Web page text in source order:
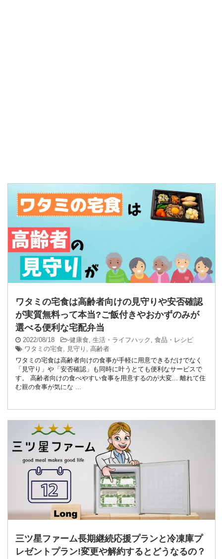
ワタミの宅食は高齢者向けの見守りや安否確認
が実質無料って本当?ご飯付きやおかずのみが
選べる便利な宅配弁当
2022/08/18 -健康食 生活・ライフハック
食品・レシピ
ワタミの宅食
見守り
高齢者
ワタミの宅食は高齢者向けの食事が手軽に用意できるだけでなく
「見守り」や「安否確認」も同時に叶うとても便利なサービスで
す。 高齢者向けの食べやすい食事を用意するのが大変... 離れて住
む親の食事が気にな ...
三ツ星ファーム長期継続応援プランと冷凍庫プ
レゼントプラン!変更や解約するとどうなるの？